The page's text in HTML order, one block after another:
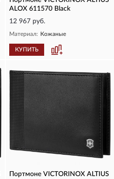
ALOX 611570 Black
12 967 руб.
Материал: Кожаные
КУПИТЬ
Портмоне VICTORINOX ALTIUS